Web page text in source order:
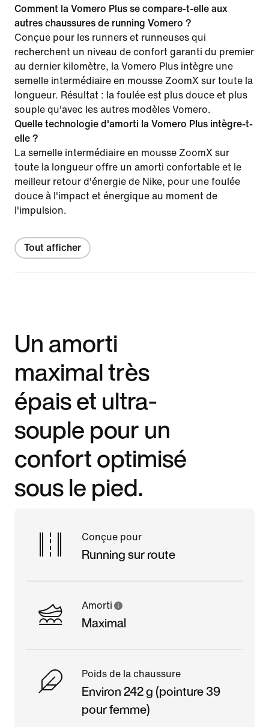
Comment la Vomero Plus se compare-t-elle aux
autres chaussures de running Vomero ?
Conçue pour les runners et runneuses qui
recherchent un niveau de confort garanti du premier
au dernier kilomètre, la Vomero Plus intègre une
semelle intermédiaire en mousse ZoomX sur toute la
longueur. Résultat : la foulée est plus douce et plus
souple qu'avec les autres modèles Vomero.
Quelle technologie d'amorti la Vomero Plus intègre-t-
elle ?
La semelle intermédiaire en mousse ZoomX sur
toute la longueur offre un amorti confortable et le
meilleur retour d'énergie de Nike, pour une foulée
douce à l'impact et énergique au moment de
l'impulsion.
Tout afficher
Un amorti
maximal très
épais et ultra-
souple pour un
confort optimisé
sous le pied.
Conçue pour
Running sur route
Amorti
Maximal
Poids de la chaussure
Environ 242 g (pointure 39
pour femme)